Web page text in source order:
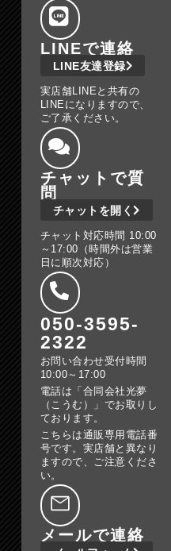
LINEで連絡
LINE友達登録
実店舗LINEと共有の
LINEになりますので、
ご了承ください。
チャットで質
問
チャットを開く
チャット対応時間 10:00
～17:00（時間外は営業
日に順次対応）
050-3595-
2322
お問い合わせ受付時間
10:00～17:00
電話は「合同会社光夢
（こうむ）」でお取りし
ております。
こちらは通販専用電話番
号です。実店舗と異なり
ますので、ご注意くださ
い。
メールで連絡